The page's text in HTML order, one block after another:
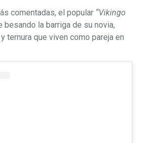
comentadas, el popular “Vikingo
besando la barriga de su novia,
ternura que viven como pareja en